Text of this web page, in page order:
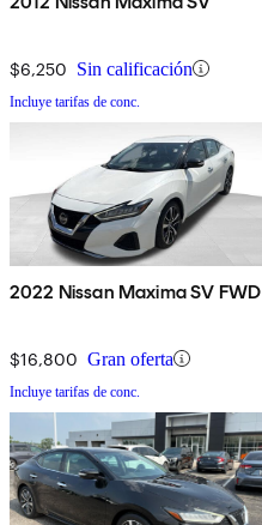
$6,250 Sin calificación
Incluye tarifas de conc.
2022 Nissan Maxima SV FWD
$16,800 Gran oferta
Incluye tarifas de conc.